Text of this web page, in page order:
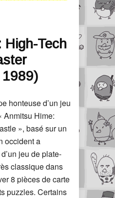
High-Tech
honteuse d’un jeu
Anmitsu Hime:
», basé sur un
occident a
jeu de plate-
classique dans
8 pièces de carte
puzzles. Certains